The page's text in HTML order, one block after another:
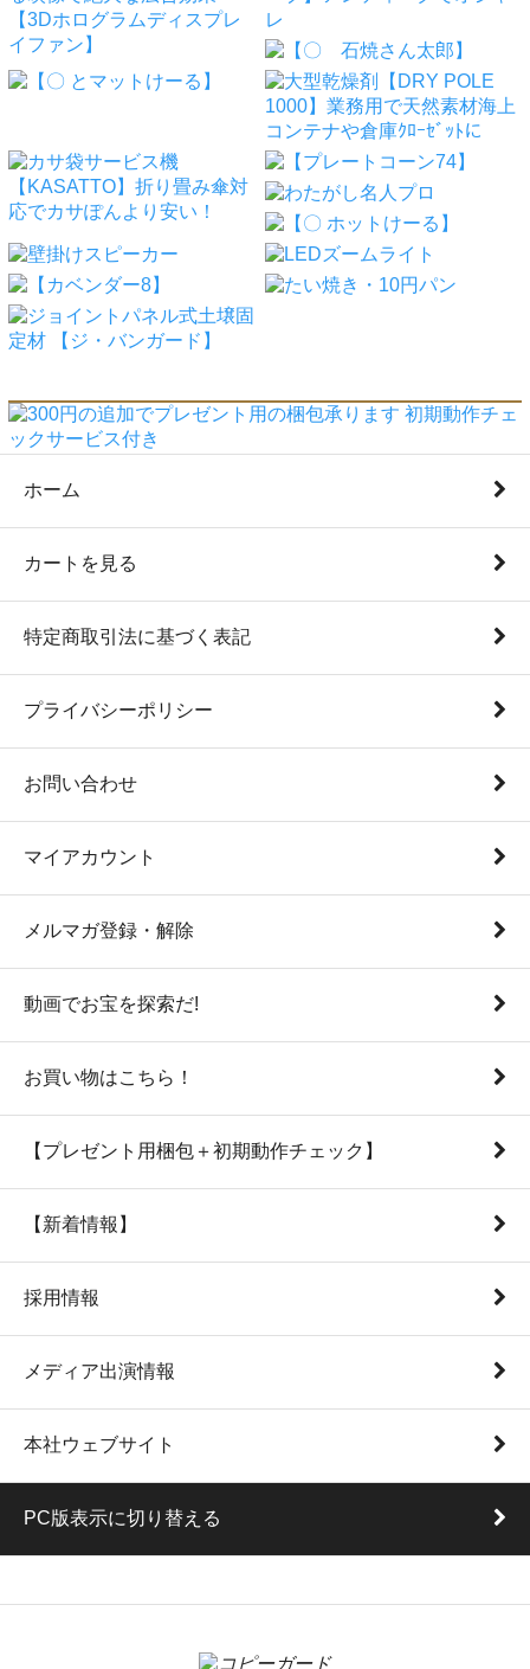
ホーム
カートを見る
特定商取引法に基づく表記
プライバシーポリシー
お問い合わせ
マイアカウント
メルマガ登録・解除
動画でお宝を探索だ!
お買い物はこちら！
【プレゼント用梱包＋初期動作チェック】
【新着情報】
採用情報
メディア出演情報
本社ウェブサイト
PC版表示に切り替える